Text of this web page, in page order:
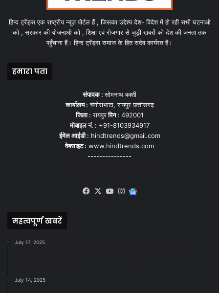
हिन्द ट्रेंड्स एक राष्ट्रीय न्यूज़ पोर्टल हैं , जिसका उद्देश्य देश- विदेश में हो रही सभी घटनाओ
को , सरकार की योजनाओ को , शिक्षा एवं रोजगार से जुड़ी खबरों को देश की जनता तक
पहुँचाना हैं। हिन्द ट्रेंड्स समाज के हित सदेव कार्यरत हैं।
हमारा पता
संपादक :सोमनाथ बक्शी
कार्यालय : चंगोराभाटा, रायपुर छत्तीसगढ़
जिला : रायपुरपिन : 492001
मोबाइल नं. : +91-8103934917
ईमेल आईडी : hindtrends@gmail.com
वेबसाइट : www.hindtrends.com
---------------
Facebook
X YouTubeInstagram
महत्वपूर्ण खबरें
July 17, 2025
July 14, 2025